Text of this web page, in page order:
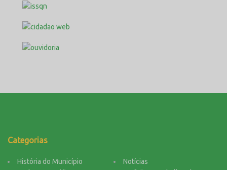
Categorias
História do Município
Notícias